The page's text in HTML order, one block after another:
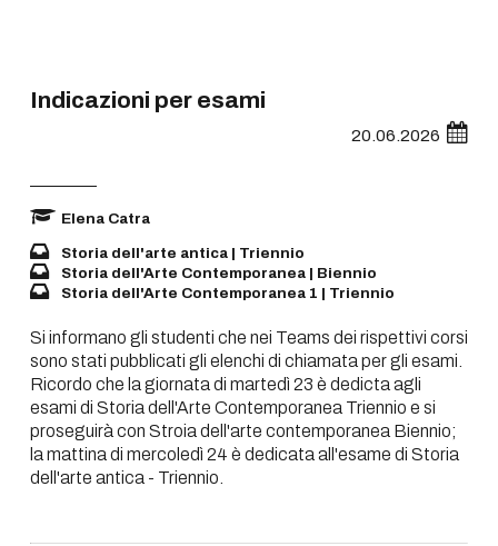
Indicazioni per esami
20.06.2026
Elena Catra
Storia dell'arte antica | Triennio
Storia dell'Arte Contemporanea | Biennio
Storia dell'Arte Contemporanea 1 | Triennio
Si informano gli studenti che nei Teams dei rispettivi corsi
sono stati pubblicati gli elenchi di chiamata per gli esami.
Ricordo che la giornata di martedì 23 è dedicta agli
esami di Storia dell'Arte Contemporanea Triennio e si
proseguirà con Stroia dell'arte contemporanea Biennio;
la mattina di mercoledì 24 è dedicata all'esame di Storia
dell'arte antica - Triennio.